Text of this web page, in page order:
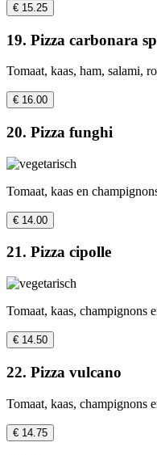
€ 15.25
19. Pizza carbonara
Tomaat, kaas, ham, salami,
€ 16.00
20. Pizza funghi
Tomaat, kaas en
€ 14.00
21. Pizza cipolle
Tomaat, kaas, champignons
€ 14.50
22. Pizza vulcano
Tomaat, kaas, champignons
€ 14.75